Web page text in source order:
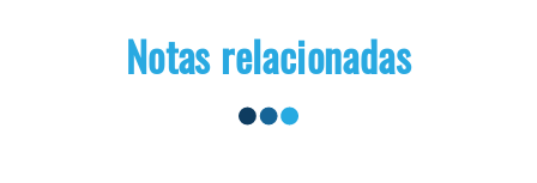
Notas relacionadas